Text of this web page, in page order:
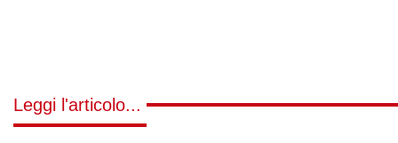
Leggi l'articolo...